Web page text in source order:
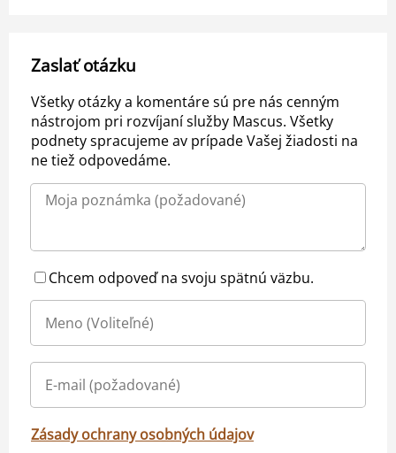
Zaslať otázku
Všetky otázky a komentáre sú pre nás cenným
nástrojom pri rozvíjaní služby Mascus. Všetky
podnety spracujeme av prípade Vašej žiadosti na
ne tiež odpovedáme.
Chcem odpoveď na svoju spätnú väzbu.
Zásady ochrany osobných údajov